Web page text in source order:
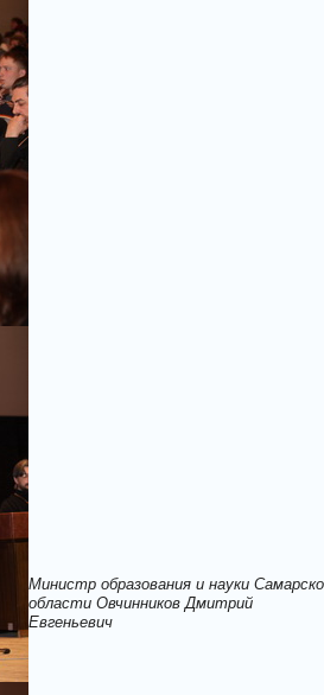
Министр образования и науки
области Овчинников Дмитрий
Евгеньевич